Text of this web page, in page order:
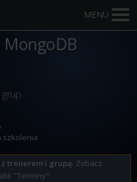
MENU
MongoDB
szkolenia
z trenerem i grupą. Zobacz
"Terminy".